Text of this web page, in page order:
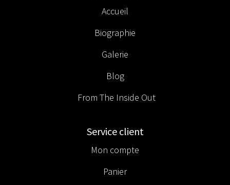
Accueil
Biographie
Galerie
Blog
From The Inside Out
Service client
Mon compte
Panier